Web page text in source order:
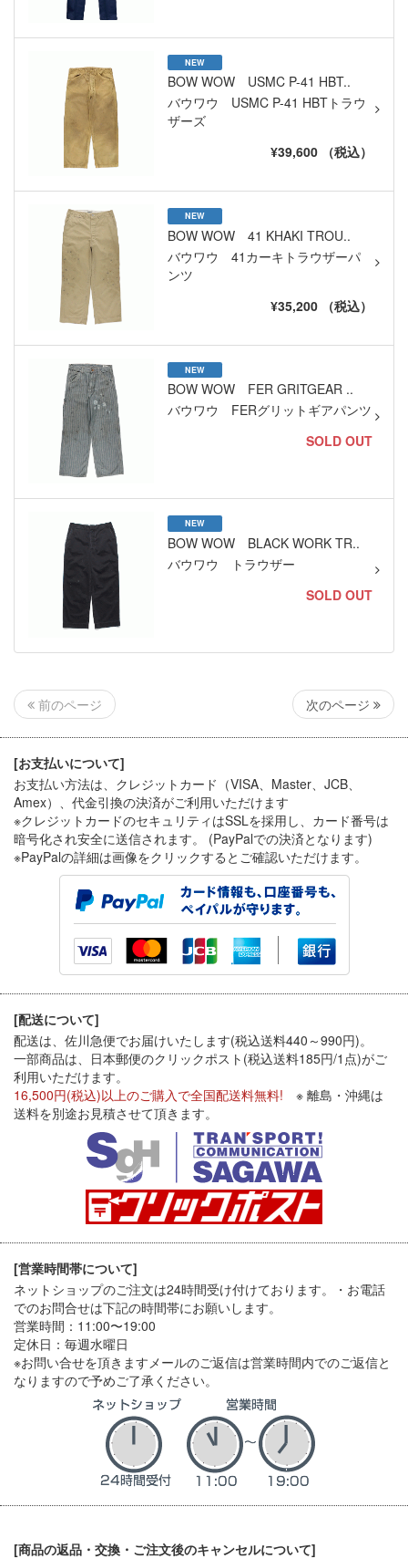
NEW
BOW WOW USMC P-41 HBT..
バウワウ USMC P-41 HBTトラウ
ザーズ
¥39,600 （税込）
NEW
BOW WOW 41 KHAKI TROU..
バウワウ 41カーキトラウザーパ
ンツ
¥35,200 （税込）
NEW
BOW WOW FER GRITGEAR ..
バウワウ FERグリットギアパンツ
SOLD OUT
NEW
BOW WOW BLACK WORK TR..
バウワウ トラウザー
SOLD OUT
前のページ 次のページ
[お支払いについて]
お支払い方法は、クレジットカード（VISA、Master、JCB、
Amex）、代金引換の決済がご利用いただけます
※クレジットカードのセキュリティはSSLを採用し、カード番号は
暗号化され安全に送信されます。 (PayPalでの決済となります)
※PayPalの詳細は画像をクリックするとご確認いただけます。
[配送について]
配送は、佐川急便でお届けいたします(税込送料440～990円)。
一部商品は、日本郵便のクリックポスト(税込送料185円/1点)がご
利用いただけます。
16,500円(税込)以上のご購入で全国配送料無料! ※ 離島・沖縄は
送料を別途お見積させて頂きます。
[営業時間帯について]
ネットショップのご注文は24時間受け付けております。・お電話
でのお問合せは下記の時間帯にお願いします。
営業時間：11:00〜19:00
定休日：毎週水曜日
※お問い合せを頂きますメールのご返信は営業時間内でのご返信と
なりますので予めご了承ください。
[商品の返品・交換・ご注文後のキャンセルについて]